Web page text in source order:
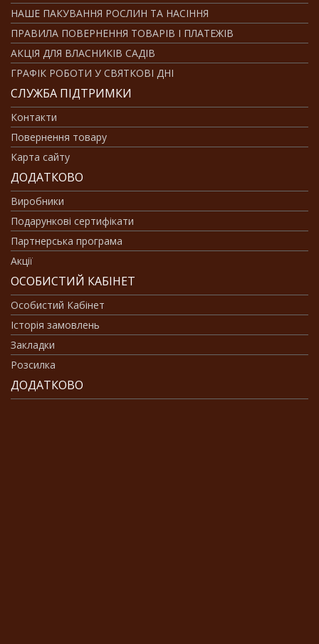
НАШЕ ПАКУВАННЯ РОСЛИН ТА НАСІННЯ
ПРАВИЛА ПОВЕРНЕННЯ ТОВАРІВ І ПЛАТЕЖІВ
АКЦІЯ ДЛЯ ВЛАСНИКІВ САДІВ
ГРАФІК РОБОТИ У СВЯТКОВІ ДНІ
СЛУЖБА ПІДТРИМКИ
Контакти
Повернення товару
Карта сайту
ДОДАТКОВО
Виробники
Подарункові сертифікати
Партнерська програма
Акції
ОСОБИСТИЙ КАБІНЕТ
Особистий Кабінет
Історія замовлень
Закладки
Розсилка
ДОДАТКОВО